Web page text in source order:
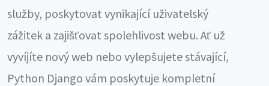
služby, poskytovat vynikající uživatelský
zážitek a zajišťovat spolehlivost webu. Ať už
vyvíjíte nový web nebo vylepšujete stávající,
Python Django vám poskytuje kompletní